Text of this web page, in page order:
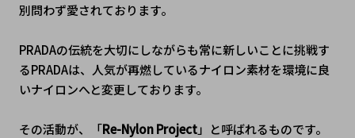
別問わず愛されております。
PRADAの伝統を大切にしながらも常に新しいことに挑戦す
るPRADAは、人気が再燃しているナイロン素材を環境に良
いナイロンへと変更しております。
その活動が、「Re-Nylon Project」と呼ばれるものです。